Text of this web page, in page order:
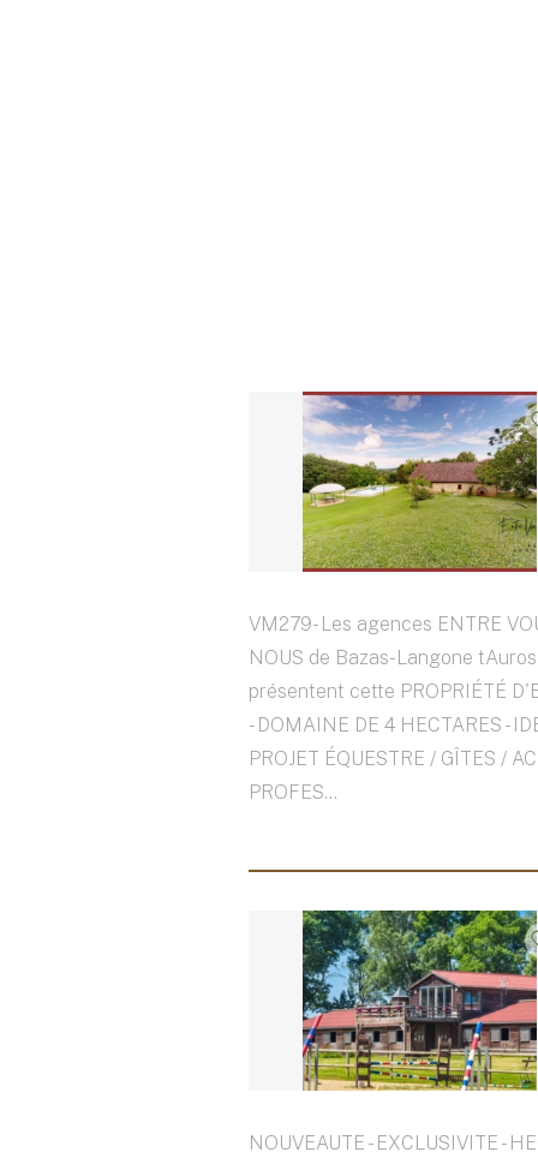
VM279- Les agences ENTRE
NOUS de Bazas-Langone
présentent cette PROPRIÉTÉ
- DOMAINE DE 4 HECTARES -
PROJET ÉQUESTRE / GÎTES /
PROFES...
NOUVEAUTE - EXCLUSIVITE -